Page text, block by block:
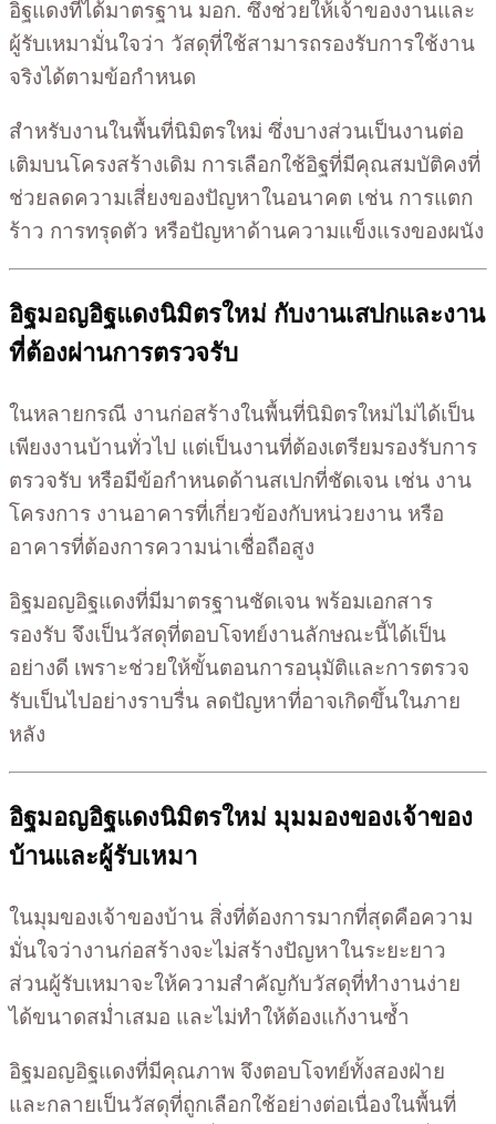
อิฐแดงที่ได้มาตรฐาน มอก. ซึ่งช่วยให้เจ้าของงานและ
ผู้รับเหมามั่นใจว่า วัสดุที่ใช้สามารถรองรับการใช้งาน
จริงได้ตามข้อกำหนด
สำหรับงานในพื้นที่นิมิตรใหม่ ซึ่งบางส่วนเป็นงานต่อ
เติมบนโครงสร้างเดิม การเลือกใช้อิฐที่มีคุณสมบัติคงที่
ช่วยลดความเสี่ยงของปัญหาในอนาคต เช่น การแตก
ร้าว การทรุดตัว หรือปัญหาด้านความแข็งแรงของผนัง
อิฐมอญอิฐแดงนิมิตรใหม่ กับงานเสปกและงาน
ที่ต้องผ่านการตรวจรับ
ในหลายกรณี งานก่อสร้างในพื้นที่นิมิตรใหม่ไม่ได้เป็น
เพียงงานบ้านทั่วไป แต่เป็นงานที่ต้องเตรียมรองรับการ
ตรวจรับ หรือมีข้อกำหนดด้านสเปกที่ชัดเจน เช่น งาน
โครงการ งานอาคารที่เกี่ยวข้องกับหน่วยงาน หรือ
อาคารที่ต้องการความน่าเชื่อถือสูง
อิฐมอญอิฐแดงที่มีมาตรฐานชัดเจน พร้อมเอกสาร
รองรับ จึงเป็นวัสดุที่ตอบโจทย์งานลักษณะนี้ได้เป็น
อย่างดี เพราะช่วยให้ขั้นตอนการอนุมัติและการตรวจ
รับเป็นไปอย่างราบรื่น ลดปัญหาที่อาจเกิดขึ้นในภาย
หลัง
อิฐมอญอิฐแดงนิมิตรใหม่ มุมมองของเจ้าของ
บ้านและผู้รับเหมา
ในมุมของเจ้าของบ้าน สิ่งที่ต้องการมากที่สุดคือความ
มั่นใจว่างานก่อสร้างจะไม่สร้างปัญหาในระยะยาว
ส่วนผู้รับเหมาจะให้ความสำคัญกับวัสดุที่ทำงานง่าย
ได้ขนาดสม่ำเสมอ และไม่ทำให้ต้องแก้งานซ้ำ
อิฐมอญอิฐแดงที่มีคุณภาพ จึงตอบโจทย์ทั้งสองฝ่าย
และกลายเป็นวัสดุที่ถูกเลือกใช้อย่างต่อเนื่องในพื้นที่